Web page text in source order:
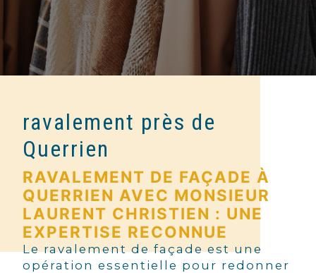
ravalement près de
Querrien
RAVALEMENT DE FAÇADE À
QUERRIEN AVEC MONSIEUR
LAURENT CHRISTIEN : UNE
EXPERTISE RECONNUE
Le ravalement de façade est une
opération essentielle pour redonner